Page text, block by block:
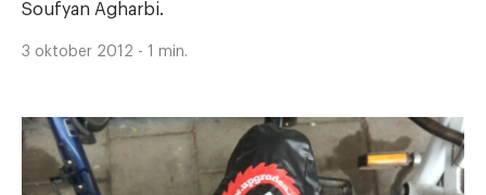
Soufyan Agharbi.
3 oktober 2012 - 1 min.